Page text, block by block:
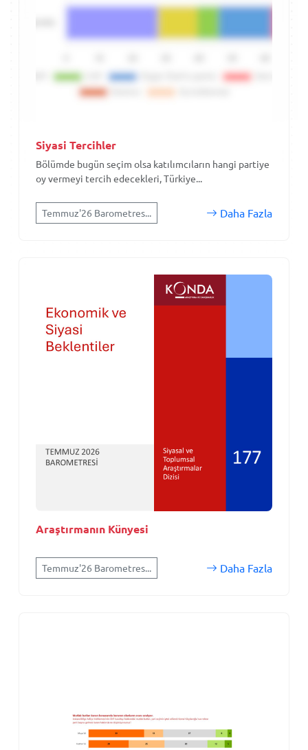
Siyasi Tercihler
Bölümde bugün seçim olsa katılımcıların hangi partiye
oy vermeyi tercih edecekleri, Türkiye...
Temmuz'26 Barometres... Daha Fazla
Araştırmanın Künyesi
Temmuz'26 Barometres... Daha Fazla